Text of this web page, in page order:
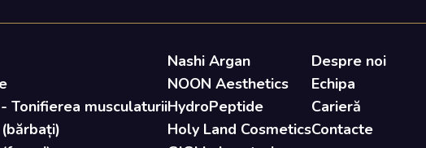
Tonifierea musculaturii
Nashi Argan
NOON Aesthetics
HydroPeptide
Holy Land Cosmetics
Despre noi
Echipa
Carieră
Contacte